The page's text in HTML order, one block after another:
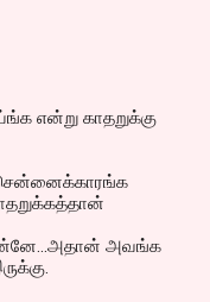
என்று காதறுக்கு
அவங்க